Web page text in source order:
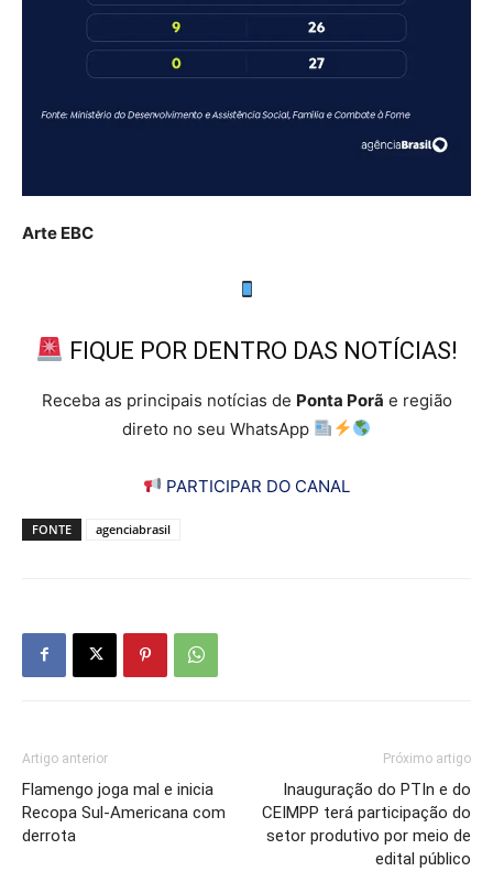
Arte EBC
FIQUE POR DENTRO DAS NOTÍCIAS!
Receba as principais notícias de Ponta Porã e região
direto no seu WhatsApp
PARTICIPAR DO CANAL
FONTE agenciabrasil
Artigo anterior
Flamengo joga mal e inicia
Recopa Sul-Americana com
derrota
Próximo artigo
Inauguração do PTIn e do
CEIMPP terá participação do
setor produtivo por meio de
edital público